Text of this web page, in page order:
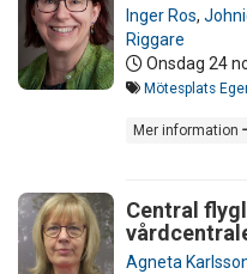
Inger Ros,
Riggare
Onsdag 24
Mötesplats
Mer information
Central
Agneta